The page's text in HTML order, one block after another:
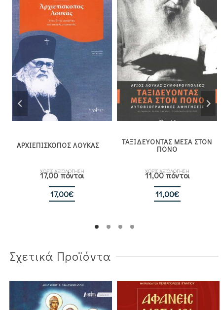
ΒΡΑΒΕΙΟ ΕΛΗΝΙΚΗΣ ΕΤΑΙΡΕΙΑΣ ΧΡΙΣΤΙΑΝΙΚΩΝ ΓΡΑΜΜΑΤΩΝ
1999
ΑΡΧΙΕΠΙΣΚΟΠΟΣ ΛΟΥΚΑΣ
ΧΩΡΙΣ ΑΞΙΟΛΟΓΗΣΗ
17,00 πόντοι
17,00€
ΤΑΞΙΔΕΥΟΝΤΑΣ ΜΕΣΑ ΣΤΟΝ
ΠΟΝΟ
ΧΩΡΙΣ ΑΞΙΟΛΟΓΗΣΗ
11,00 πόντοι
11,00€
Σχετικά Προϊόντα